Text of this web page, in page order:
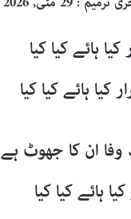
X
ہائے کیا کیا
ہائے کیا کیا
وفا ان کا جھوٹ ہے
ہائے کیا کیا